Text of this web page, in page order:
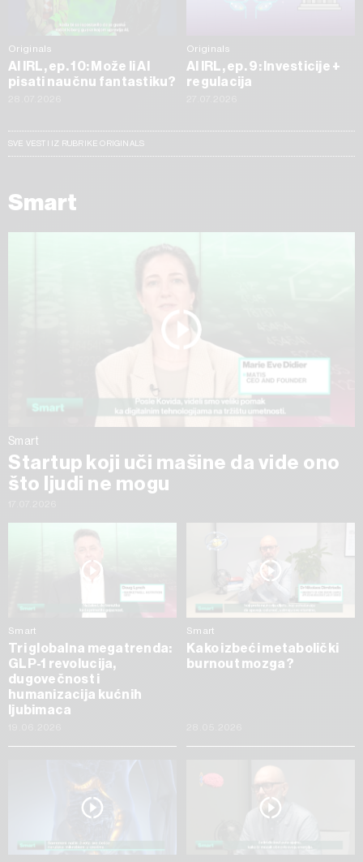
Originals
AI IRL, ep. 10: Može li AI
pisati naučnu fantastiku?
Originals
AI IRL, ep. 9: Investicije +
regulacija
SVE VESTI IZ RUBRIKE ORIGINALS
Smart
Smart
Startup koji uči mašine da vide ono
što ljudi ne mogu
Smart
Tri globalna megatrenda:
GLP-1 revolucija,
dugovečnost i
humanizacija kućnih
ljubimaca
Smart
Kako izbeći metabolički
burnout mozga?